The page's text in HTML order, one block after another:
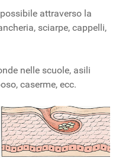
attraverso la
sciarpe, cappelli,
nelle scuole, asili
caserme, ecc.